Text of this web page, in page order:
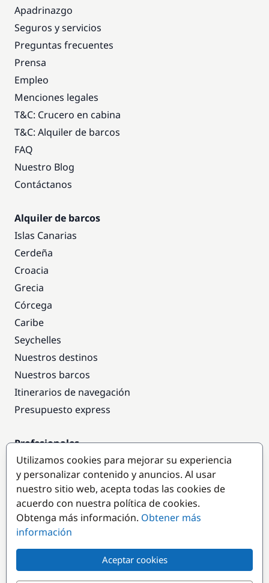
Apadrinazgo
Seguros y servicios
Preguntas frecuentes
Prensa
Empleo
Menciones legales
T&C: Crucero en cabina
T&C: Alquiler de barcos
FAQ
Nuestro Blog
Contáctanos
Alquiler de barcos
Islas Canarias
Cerdeña
Croacia
Grecia
Córcega
Caribe
Seychelles
Nuestros destinos
Nuestros barcos
Itinerarios de navegación
Presupuesto express
Profesionales
Acceso empresas
Colaborar como empresa
Destinos populares
Utilizamos cookies para mejorar su experiencia
y personalizar contenido y anuncios. Al usar
nuestro sitio web, acepta todas las cookies de
acuerdo con nuestra política de cookies.
Obtenga más información. Obtener más
información
Aceptar cookies